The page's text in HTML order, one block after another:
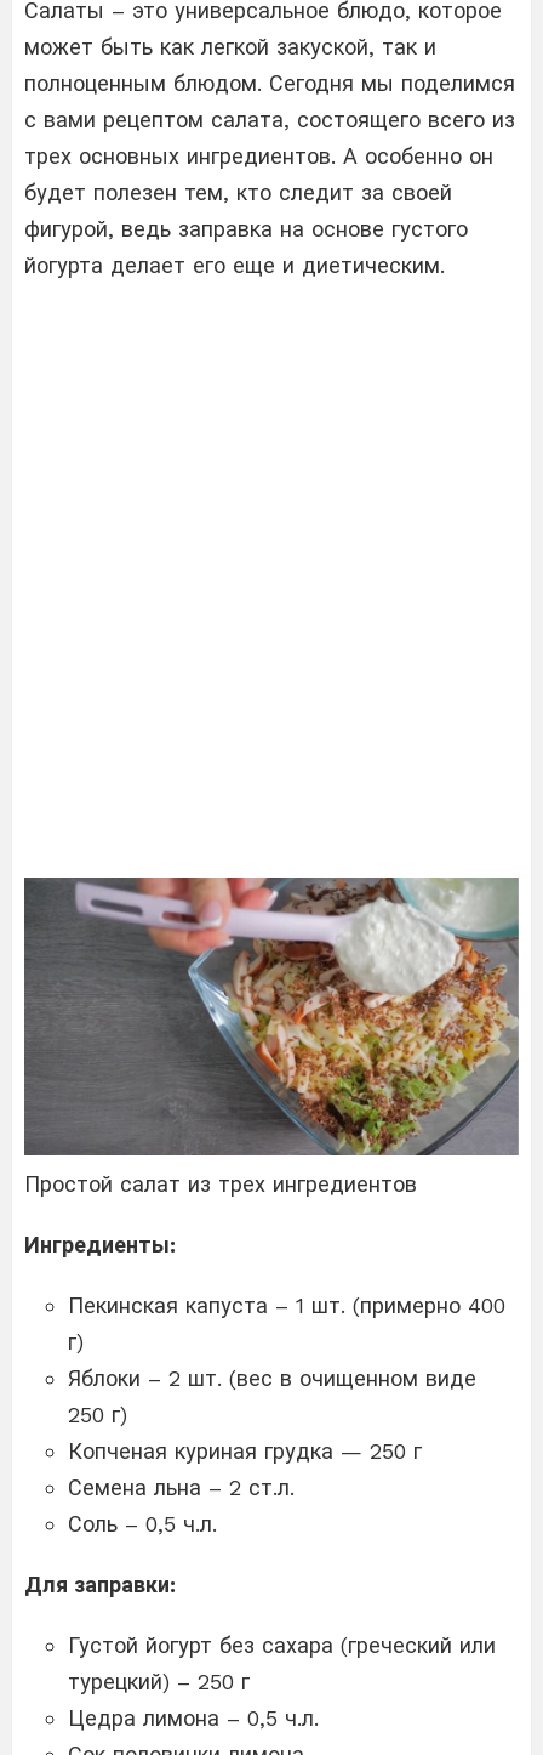
Салаты – это универсальное блюдо, которое
может быть как легкой закуской, так и
полноценным блюдом. Сегодня мы поделимся
с вами рецептом салата, состоящего всего из
трех основных ингредиентов. А особенно он
будет полезен тем, кто следит за своей
фигурой, ведь заправка на основе густого
йогурта делает его еще и диетическим.
Простой салат из трех ингредиентов
Ингредиенты:
Пекинская капуста – 1 шт. (примерно 400
г)
Яблоки – 2 шт. (вес в очищенном виде
250 г)
Копченая куриная грудка — 250 г
Семена льна – 2 ст.л.
Соль – 0,5 ч.л.
Для заправки:
Густой йогурт без сахара (греческий или
турецкий) – 250 г
Цедра лимона – 0,5 ч.л.